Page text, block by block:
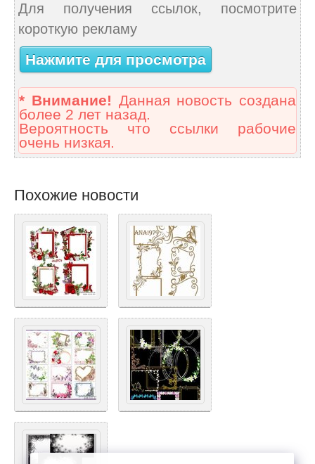
Для получения ссылок, посмотрите
короткую рекламу
Нажмите для просмотра
* Внимание! Данная новость создана
более 2 лет назад.
Вероятность что ссылки рабочие
очень низкая.
Похожие новости